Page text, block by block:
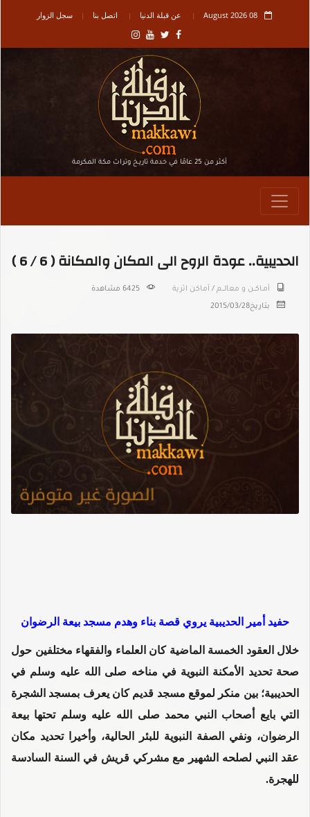
08 August 2026 عن قبلة الدنيا اتصل بنا سجل الزوار
أكثر من 25 عامًا في خدمة تاريـخ وتراث مكة المكرمة
الحديبية.. عودة الروح الى المكان والمكانة ( 6 / 6 )
أمـاكــن و معالـــم / أماكن اثرية 6425 مشاهدة
بتاريخ2015/03/28
حفيد أمير الحديبية يروي قصة بناء وهدم مسجد بيعة الرضوان
خلال العقود الخمسة الماضية كان العلماء والفقهاء مختلفين حول
صحة تحديد الأمكنة النبوية في مناخه صلى الله عليه وسلم في
الحديبية؛ بين منكر لموقع مسجد قديم كان يعرف بمسجد الشجرة
التي بايع أصحاب النبي محمد صلى الله عليه وسلم تحتها بيعة
الرضوان، ونفي الصفة النبوية للبئر الحالية، وأخيرا تحديد مكان
عقد النبي لصلحه الشهير مع مشركي قريش في السنة السادسة
للهجرة.